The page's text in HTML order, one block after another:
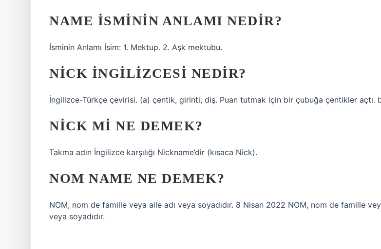
NAME ISMININ ANLAMI NEDIR?
İsminin Anlamı İsim: 1. Mektup. 2. Aşk mektubu.
NICK INGILIZCESI NEDIR?
İngilizce-Türkçe çevirisi. (a) çentik, girinti, diş. Puan tutmak için bir çubuğa çentikler açtı.
NICK MI NE DEMEK?
Takma adın İngilizce karşılığı Nickname’dir (kısaca Nick).
NOM NAME NE DEMEK?
NOM, nom de famille veya aile adı veya soyadıdır. 8 Nisan 2022 NOM, nom de famille
veya soyadıdır.